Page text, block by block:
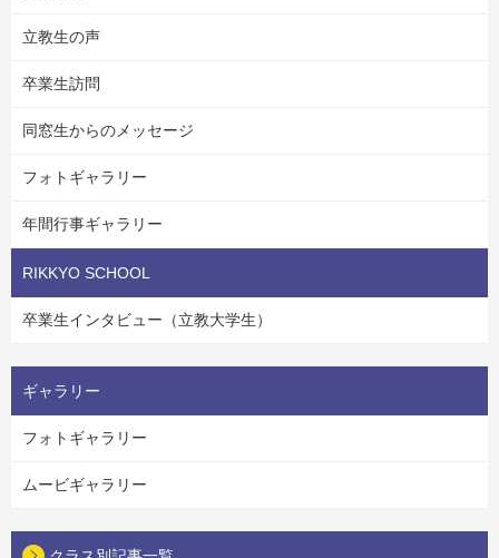
立教生の声
卒業生訪問
同窓生からのメッセージ
フォトギャラリー
年間行事ギャラリー
RIKKYO SCHOOL
卒業生インタビュー（立教大学生）
ギャラリー
フォトギャラリー
ムービギャラリー